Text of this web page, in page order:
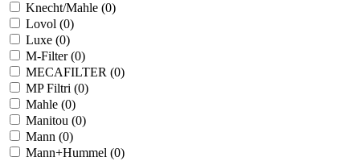
Knecht/Mahle (0)
Lovol (0)
Luxe (0)
M-Filter (0)
MECAFILTER (0)
MP Filtri (0)
Mahle (0)
Manitou (0)
Mann (0)
Mann+Hummel (0)